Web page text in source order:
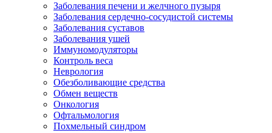
Заболевания печени и желчного пузыря
Заболевания сердечно-сосудистой системы
Заболевания суставов
Заболевания ушей
Иммуномодуляторы
Контроль веса
Неврология
Обезболивающие средства
Обмен веществ
Онкология
Офтальмология
Похмельный синдром